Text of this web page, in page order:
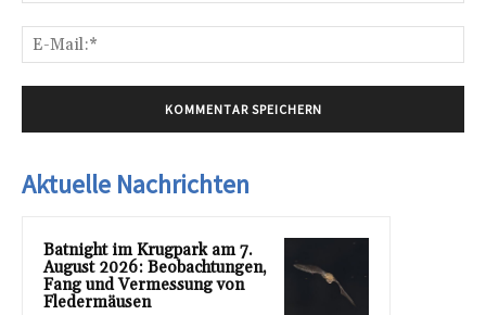
Aktuelle Nachrichten
Batnight im Krugpark am 7.
August 2026: Beobachtungen,
Fang und Vermessung von
Fledermäusen